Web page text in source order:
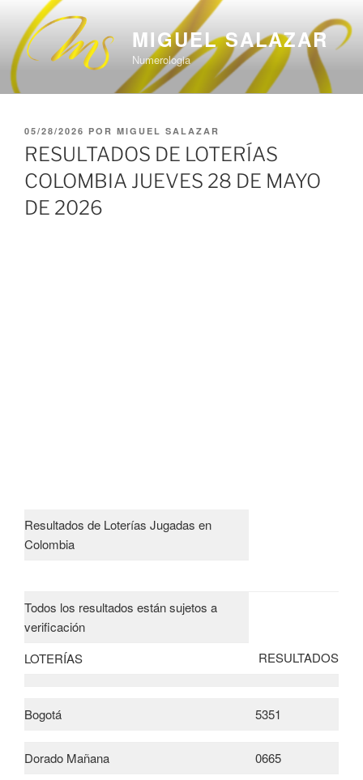
contenido
MIGUEL SALAZAR
Numerologia
PUBLICADO
EL
05/28/2026 POR MIGUEL SALAZAR
RESULTADOS DE LOTERÍAS
COLOMBIA JUEVES 28 DE MAYO
DE 2026
Resultados de Loterías Jugadas en
Colombia
Todos los resultados están sujetos a
verificación
LOTERÍAS
RESULTADOS
Bogotá 5351
Dorado Mañana
0665